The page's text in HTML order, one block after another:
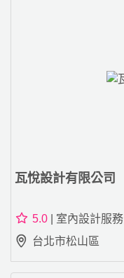
瓦悅設計有限公司
5.0 | 室內設計服務
台北市松山區